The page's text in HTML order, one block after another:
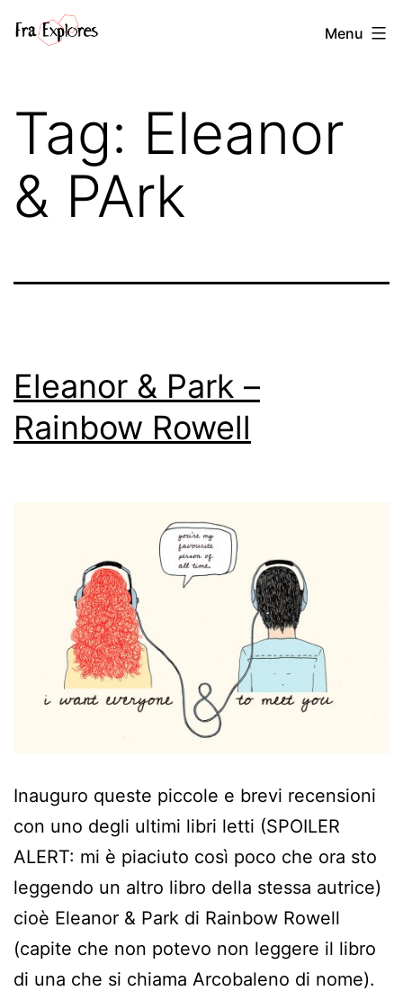
Fra
Menu
Tag: Eleanor
& PArk
Eleanor & Park –
Rainbow Rowell
Inauguro queste piccole e brevi recensioni
con uno degli ultimi libri letti (SPOILER
ALERT: mi è piaciuto così poco che ora sto
leggendo un altro libro della stessa autrice)
cioè Eleanor & Park di Rainbow Rowell
(capite che non potevo non leggere il libro
di una che si chiama Arcobaleno di nome).